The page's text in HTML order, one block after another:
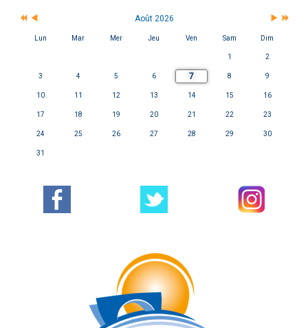
Août 2026
Lun Mar Mer Jeu Ven Sam Dim
1 2
3 4 5 6 7 8 9
10 11 12 13 14 15 16
17 18 19 20 21 22 23
24 25 26 27 28 29 30
31